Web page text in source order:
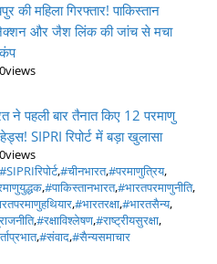
की महिला गिरफ्तार! पाकिस्तान
और जैश लिंक की जांच से मचा
0views
ने पहली बार तैनात किए 12 परमाणु
SIPRI रिपोर्ट में बड़ा खुलासा
0views
#SIPRIरिपोर्ट,#चीनभारत,#परमाणुत्रिय,
,#पाकिस्तानभारत,#भारतपरमाणुनीति,
,#भारतरक्षा,#भारतसैन्य,
,#रक्षाविश्लेषण,#राष्ट्रीयसुरक्षा,
,#संवाद,#सैन्यसमाचार